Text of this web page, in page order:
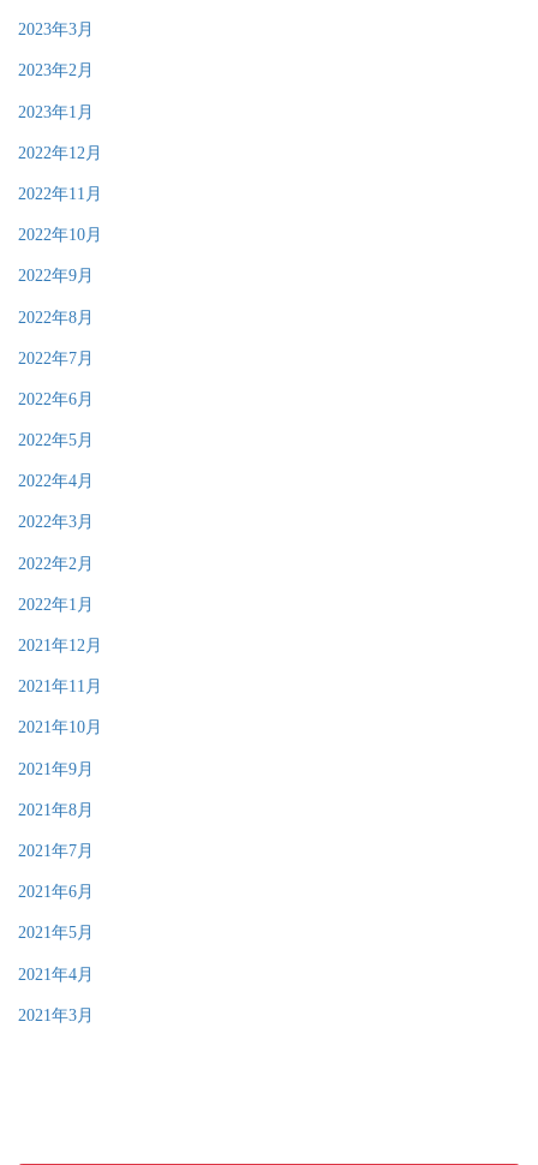
2023年3月
2023年2月
2023年1月
2022年12月
2022年11月
2022年10月
2022年9月
2022年8月
2022年7月
2022年6月
2022年5月
2022年4月
2022年3月
2022年2月
2022年1月
2021年12月
2021年11月
2021年10月
2021年9月
2021年8月
2021年7月
2021年6月
2021年5月
2021年4月
2021年3月